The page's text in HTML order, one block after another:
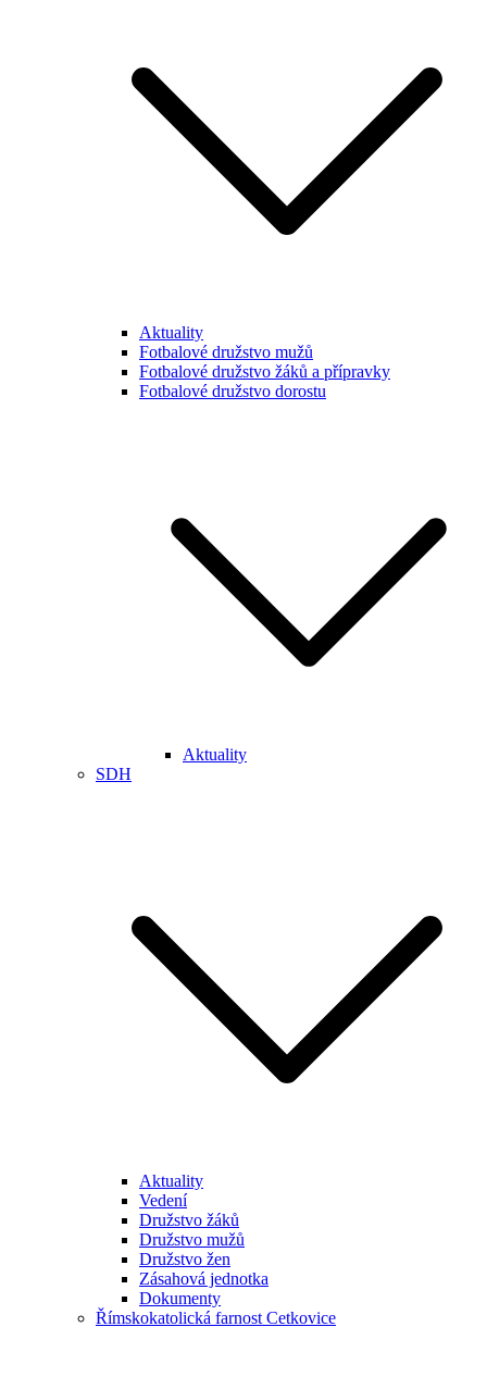
Aktuality
Fotbalové družstvo mužů
Fotbalové družstvo žáků a přípravky
Fotbalové družstvo dorostu
Aktuality
SDH
Aktuality
Vedení
Družstvo žáků
Družstvo mužů
Družstvo žen
Zásahová jednotka
Dokumenty
Římskokatolická farnost Cetkovice